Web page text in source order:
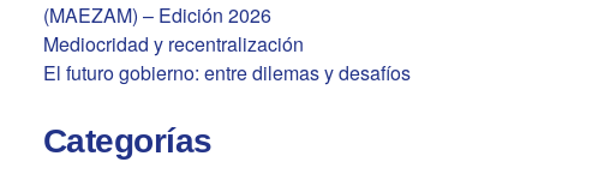
(MAEZAM) – Edición 2026
Mediocridad y recentralización
El futuro gobierno: entre dilemas y desafíos
Categorías